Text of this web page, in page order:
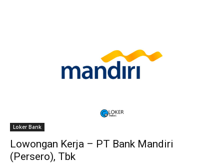
Loker Bank
Lowongan Kerja – PT Bank Mandiri
(Persero), Tbk